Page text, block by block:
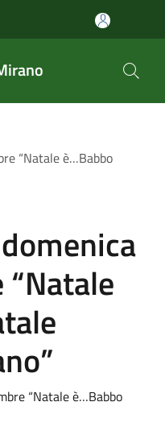
“Natale è…Babbo
“Natale è…Babbo